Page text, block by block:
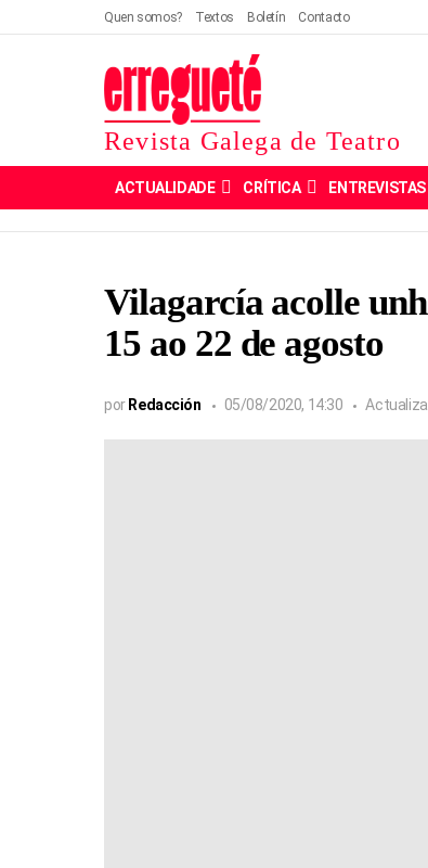
Quen somos? Textos Boletín Contacto
Revista Galega de Teatro
ACTUALIDADE CRÍTICA ENTREVISTAS
Vilagarcía acolle
15 ao 22 de agosto
por Redacción 05/08/2020, 14:30